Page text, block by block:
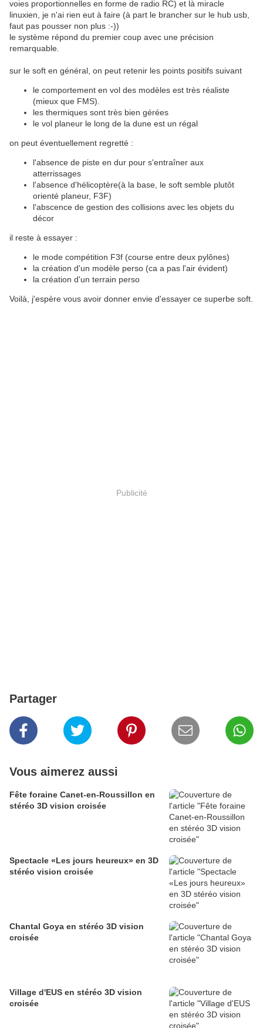
voies proportionnelles en forme de radio RC) et là miracle
linuxien, je n'ai rien eut à faire (à part le brancher sur le hub usb,
faut pas pousser non plus :-))
le système répond du premier coup avec une précision
remarquable.
sur le soft en général, on peut retenir les points positifs suivant
le comportement en vol des modèles est très réaliste
(mieux que FMS).
les thermiques sont très bien gérées
le vol planeur le long de la dune est un régal
on peut éventuellement regretté :
l'absence de piste en dur pour s'entraîner aux
atterrissages
l'absence d'hélicoptère(à la base, le soft semble plutôt
orienté planeur, F3F)
l'abscence de gestion des collisions avec les objets du
décor
il reste à essayer :
le mode compétition F3f (course entre deux pylônes)
la création d'un modèle perso (ca a pas l'air évident)
la création d'un terrain perso
Voilà, j'espère vous avoir donner envie d'essayer ce superbe soft.
Publicité
Partager
Vous aimerez aussi
Fête foraine Canet-en-Roussillon en
stéréo 3D vision croisée
Spectacle «Les jours heureux» en 3D
stéréo vision croisée
Chantal Goya en stéréo 3D vision
croisée
Village d'EUS en stéréo 3D vision
croisée